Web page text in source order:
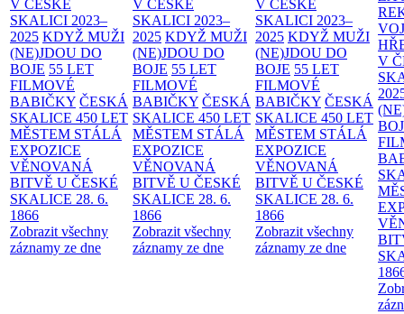
V ČESKÉ
SKALICI 2023–
2025 KDYŽ MUŽI
(NE)JDOU DO
BOJE 55 LET
FILMOVÉ
BABIČKY ČESKÁ
SKALICE 450 LET
MĚSTEM STÁLÁ
EXPOZICE
VĚNOVANÁ
BITVĚ U ČESKÉ
SKALICE 28. 6.
1866
Zobrazit všechny
záznamy ze dne
V ČESKÉ
SKALICI 2023–
2025 KDYŽ MUŽI
(NE)JDOU DO
BOJE 55 LET
FILMOVÉ
BABIČKY ČESKÁ
SKALICE 450 LET
MĚSTEM STÁLÁ
EXPOZICE
VĚNOVANÁ
BITVĚ U ČESKÉ
SKALICE 28. 6.
1866
Zobrazit všechny
záznamy ze dne
V ČESKÉ
SKALICI 2023–
2025 KDYŽ MUŽI
(NE)JDOU DO
BOJE 55 LET
FILMOVÉ
BABIČKY ČESKÁ
SKALICE 450 LET
MĚSTEM STÁLÁ
EXPOZICE
VĚNOVANÁ
BITVĚ U ČESKÉ
SKALICE 28. 6.
1866
Zobrazit všechny
záznamy ze dne
V